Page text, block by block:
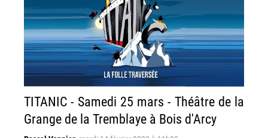
TITANIC - Samedi 25 mars - Théâtre de la
Grange de la Tremblaye à Bois d'Arcy